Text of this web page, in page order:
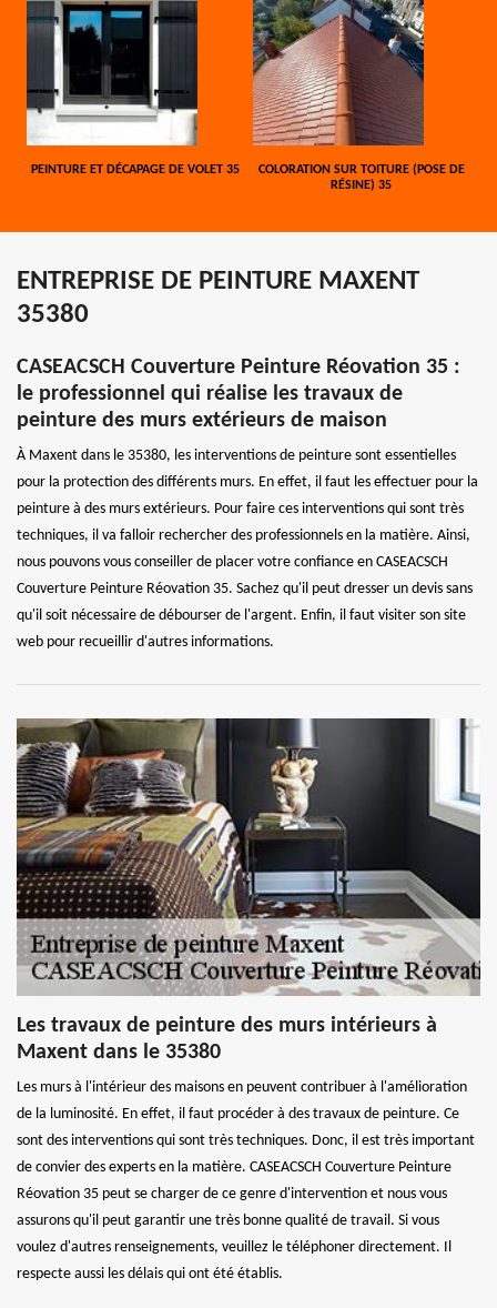
PEINTURE ET DÉCAPAGE DE VOLET 35
COLORATION SUR TOITURE (POSE DE
RÉSINE) 35
ENTREPRISE DE PEINTURE MAXENT
35380
CASEACSCH Couverture Peinture Réovation 35 :
le professionnel qui réalise les travaux de
peinture des murs extérieurs de maison
À Maxent dans le 35380, les interventions de peinture sont essentielles
pour la protection des différents murs. En effet, il faut les effectuer pour la
peinture à des murs extérieurs. Pour faire ces interventions qui sont très
techniques, il va falloir rechercher des professionnels en la matière. Ainsi,
nous pouvons vous conseiller de placer votre confiance en CASEACSCH
Couverture Peinture Réovation 35. Sachez qu'il peut dresser un devis sans
qu'il soit nécessaire de débourser de l'argent. Enfin, il faut visiter son site
web pour recueillir d'autres informations.
Les travaux de peinture des murs intérieurs à
Maxent dans le 35380
Les murs à l'intérieur des maisons en peuvent contribuer à l'amélioration
de la luminosité. En effet, il faut procéder à des travaux de peinture. Ce
sont des interventions qui sont très techniques. Donc, il est très important
de convier des experts en la matière. CASEACSCH Couverture Peinture
Réovation 35 peut se charger de ce genre d'intervention et nous vous
assurons qu'il peut garantir une très bonne qualité de travail. Si vous
voulez d'autres renseignements, veuillez le téléphoner directement. Il
respecte aussi les délais qui ont été établis.